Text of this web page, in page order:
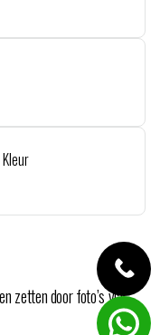
zetten door foto’s via